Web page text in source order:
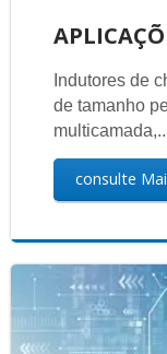
Indutores de
de tamanho
consulte